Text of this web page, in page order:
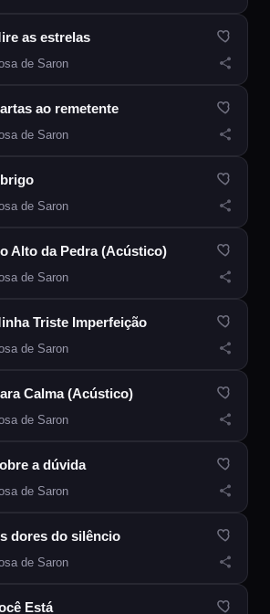
as estrelas
de Saron
ao remetente
de Saron
de Saron
Alto da Pedra (Acústico)
de Saron
Triste Imperfeição
de Saron
Calma (Acústico)
de Saron
a dúvida
de Saron
dores do silêncio
de Saron
Está